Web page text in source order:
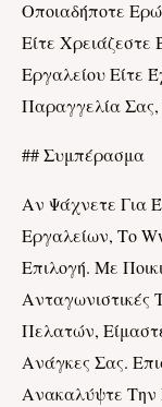
Οποιαδήποτε
Είτε
Εργαλείου Είτε
Παραγγελία Σας,
## Συμπέρασμα
Αν Ψάχνετε Για
Εργαλείων, Το
Επιλογή. Με
Ανταγωνιστικές
Πελατών,
Ανάγκες Σας.
Ανακαλύψτε Την